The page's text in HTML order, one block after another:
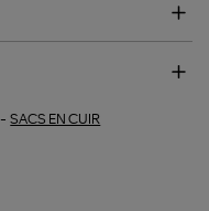
-SACS EN CUIR